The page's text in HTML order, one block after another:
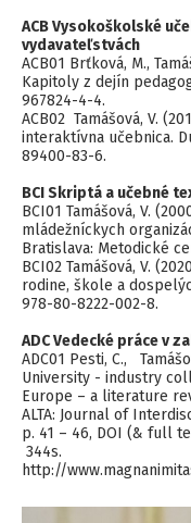
ACB Vysokoškolské
vydavateľstvách
ACB01 Brťková, M.,
Kapitoly z dejín
967824-4-4.
ACB02 Tamášová, V.
interaktívna učebnica.
89400-83-6.
BCI Skriptá a učebné
BCI01 Tamášová, V.
mládežníckych
Bratislava: Metodické
BCI02 Tamášová, V.
rodine, škole a
978-80-8222-002-8.
ADC Vedecké práce v
ADC01 Pesti, C.,
University - industry
Europe – a literature
ALTA: Journal of
p. 41 – 46, DOI (& full
344s.
http://